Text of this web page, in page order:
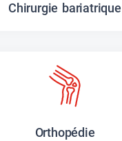
Chirurgie bariatrique
Orthopédie